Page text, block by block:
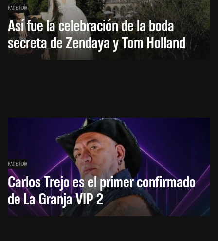
HACE 1 DÍA
Así fue la celebración de la boda
secreta de Zendaya y Tom Holland
HACE 1 DÍA
Carlos Trejo es el primer confirmado
de La Granja VIP 2